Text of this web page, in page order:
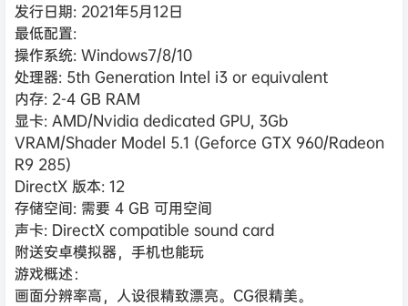
发行日期: 2021年5月12日
最低配置:
操作系统: Windows7/8/10
处理器: 5th Generation Intel i3 or equivalent
内存: 2-4 GB RAM
显卡: AMD/Nvidia dedicated GPU, 3Gb
VRAM/Shader Model 5.1 (Geforce GTX 960/Radeon
R9 285)
DirectX 版本: 12
存储空间: 需要 4 GB 可用空间
声卡: DirectX compatible sound card
附送安卓模拟器，手机也能玩
游戏概述：
画面分辨率高，人设很精致漂亮。CG很精美。